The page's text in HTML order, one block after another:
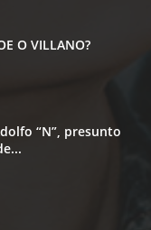
O VILLANO?
“N”, presunto